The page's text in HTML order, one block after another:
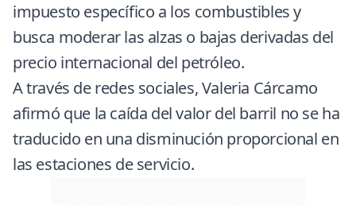
impuesto específico a los combustibles y
busca moderar las alzas o bajas derivadas del
precio internacional del petróleo.
A través de redes sociales, Valeria Cárcamo
afirmó que la caída del valor del barril no se ha
traducido en una disminución proporcional en
las estaciones de servicio.